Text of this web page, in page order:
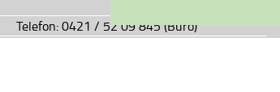
Telefon: 0421 / 52 09 845 (Büro)